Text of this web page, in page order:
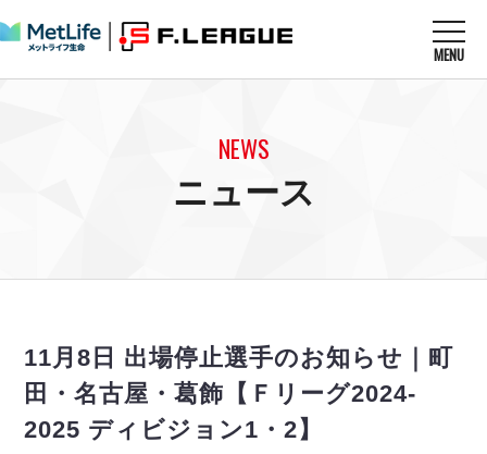
MENU
U-23選抜
メディア情報
フットサル日本代表
その他
戦績表
警告・退場・出場停止選手
個人ランキング｜ゴール
個人ランキング｜シュート
エスポラーダ北海道
バルドラール浦安
フウガドールすみだ
アリーナ情報 ARENA
NEWS
ニュース
11月8日 出場停止選手のお知らせ｜町
田・名古屋・葛飾【Ｆリーグ2024-
2025 ディビジョン1・2】